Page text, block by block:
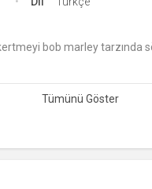
bob marley tarzında